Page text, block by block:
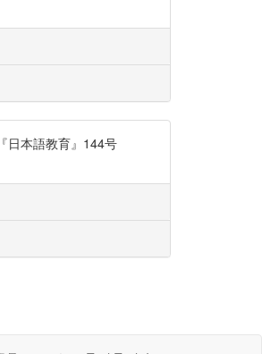
日本語教育』144号